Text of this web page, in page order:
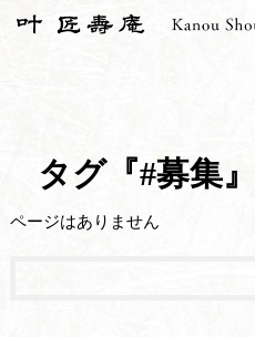
タグ『#募集
ページはありません